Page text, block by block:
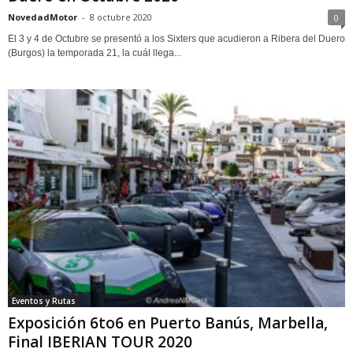
NovedadMotor - 8 octubre 2020 0
El 3 y 4 de Octubre se presentó a los Sixters que acudieron a Ribera del Duero
(Burgos) la temporada 21, la cuál llega...
Eventos y Rutas
Exposición 6to6 en Puerto Banús, Marbella,
Final IBERIAN TOUR 2020